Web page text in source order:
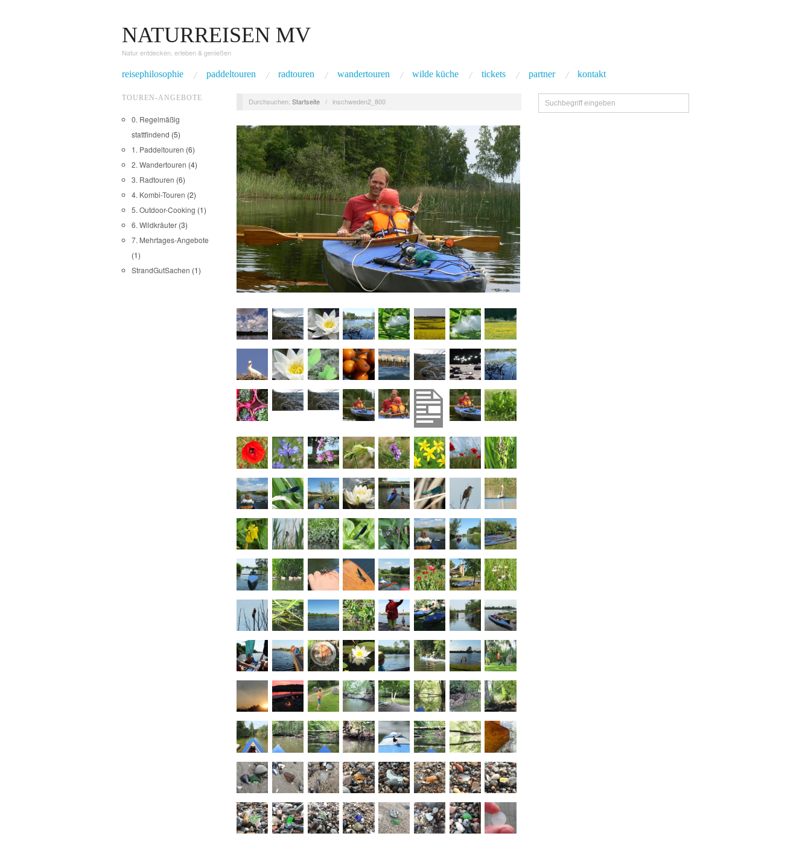
NATURREISEN MV
Natur entdecken, erleben & genießen
reisephilosophie paddeltouren radtouren wandertouren wilde küche tickets partner kontakt
TOUREN-ANGEBOTE
0. Regelmäßig
stattfindend (5)
1. Paddeltouren (6)
2. Wandertouren (4)
3. Radtouren (6)
4. Kombi-Touren (2)
5. Outdoor-Cooking (1)
6. Wildkräuter (3)
7. Mehrtages-Angebote
(1)
StrandGutSachen (1)
Durchsuchen: Startseite / inschweden2_800